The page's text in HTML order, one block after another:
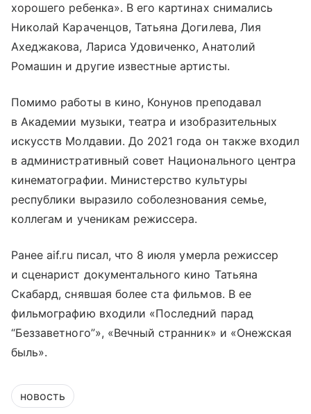
хорошего ребенка». В его картинах снимались
Николай Караченцов, Татьяна Догилева, Лия
Ахеджакова, Лариса Удовиченко, Анатолий
Ромашин и другие известные артисты.
Помимо работы в кино, Конунов преподавал
в Академии музыки, театра и изобразительных
искусств Молдавии. До 2021 года он также входил
в административный совет Национального центра
кинематографии. Министерство культуры
республики выразило соболезнования семье,
коллегам и ученикам режиссера.
Ранее aif.ru писал, что 8 июля умерла режиссер
и сценарист документального кино Татьяна
Скабард, снявшая более ста фильмов. В ее
фильмографию входили «Последний парад
“Беззаветного”», «Вечный странник» и «Онежская
быль».
новость